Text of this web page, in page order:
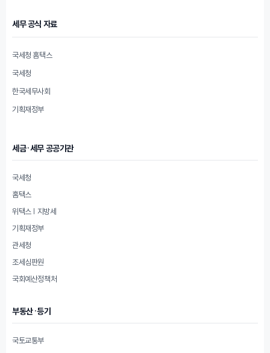
세무 공식 자료
국세청 홈택스
국세청
한국세무사회
기획재정부
세금·세무 공공기관
국세청
홈택스
위택스 | 지방세
기획재정부
관세청
조세심판원
국회예산정책처
부동산·등기
국토교통부